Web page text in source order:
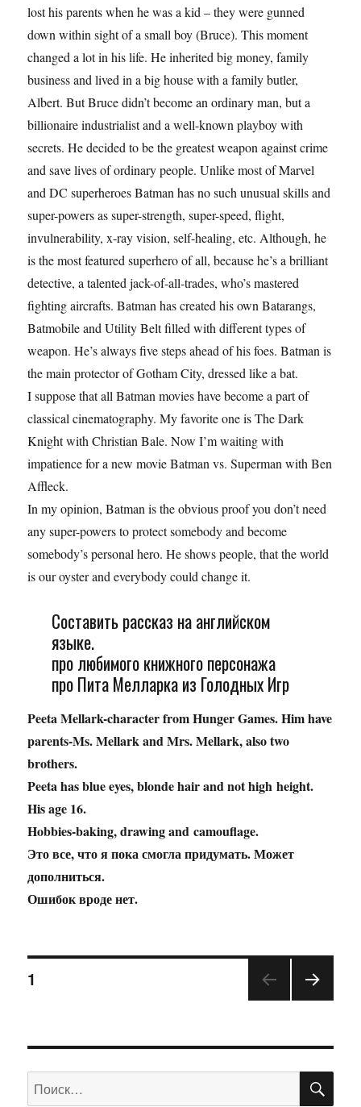
lost his parents when he was a kid – they were gunned
down within sight of a small boy (Bruce). This moment
changed a lot in his life. He inherited big money, family
business and lived in a big house with a family butler,
Albert. But Bruce didn’t become an ordinary man, but a
billionaire industrialist and a well-known playboy with
secrets. He decided to be the greatest weapon against crime
and save lives of ordinary people. Unlike most of Marvel
and DC superheroes Batman has no such unusual skills and
super-powers as super-strength, super-speed, flight,
invulnerability, x-ray vision, self-healing, etc. Although, he
is the most featured superhero of all, because he’s a brilliant
detective, a talented jack-of-all-trades, who’s mastered
fighting aircrafts. Batman has created his own Batarangs,
Batmobile and Utility Belt filled with different types of
weapon. He’s always five steps ahead of his foes. Batman is
the main protector of Gotham City, dressed like a bat.
I suppose that all Batman movies have become a part of
classical cinematography. My favorite one is The Dark
Knight with Christian Bale. Now I’m waiting with
impatience for a new movie Batman vs. Superman with Ben
Affleck.
In my opinion, Batman is the obvious proof you don’t need
any super-powers to protect somebody and become
somebody’s personal hero. He shows people, that the world
is our oyster and everybody could change it.
Составить рассказ на английском
языке.
про любимого книжного персонажа
про Пита Мелларка из Голодных Игр
Peeta Mellark-character from Hunger Games. Him have
parents-Ms. Mellark and Mrs. Mellark, also two
brothers.
Peeta has blue eyes, blonde hair and not highheight.
His age 16.
Hobbies-baking, drawing andcamouflage.
Это все, что я пока смогла придумать. Может
дополниться.
Ошибок вроде нет.
1
Искать: